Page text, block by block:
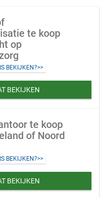
te koop
op
BEKIJKEN?>>
BEKIJKEN
te koop
of Noord
BEKIJKEN?>>
BEKIJKEN